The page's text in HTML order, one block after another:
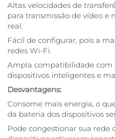
Altas velocidades de
para transmissão de vídeo
real.
Fácil de configurar, pois a
redes Wi-Fi.
Ampla compatibilidade com
dispositivos inteligentes e
Desvantagens:
Consome mais energia, o
da bateria dos dispositivos
Pode congestionar sua rede